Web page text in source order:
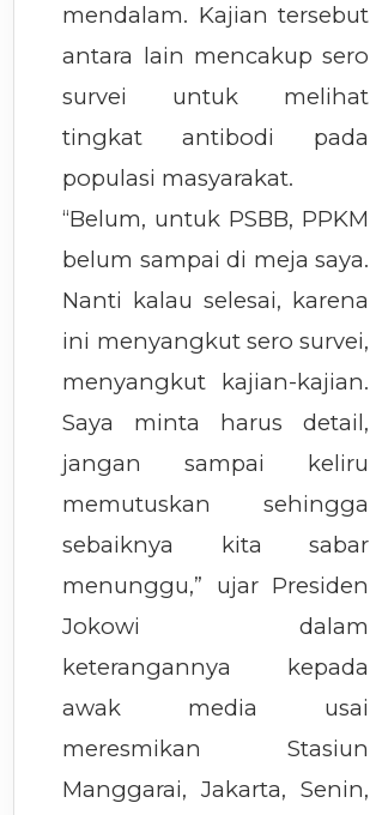
mendalam. Kajian tersebut
antara lain mencakup sero
survei untuk melihat
tingkat antibodi pada
populasi masyarakat.
“Belum, untuk PSBB, PPKM
belum sampai di meja saya.
Nanti kalau selesai, karena
ini menyangkut sero survei,
menyangkut kajian-kajian.
Saya minta harus detail,
jangan sampai keliru
memutuskan sehingga
sebaiknya kita sabar
menunggu,” ujar Presiden
Jokowi dalam
keterangannya kepada
awak media usai
meresmikan Stasiun
Manggarai, Jakarta, Senin,